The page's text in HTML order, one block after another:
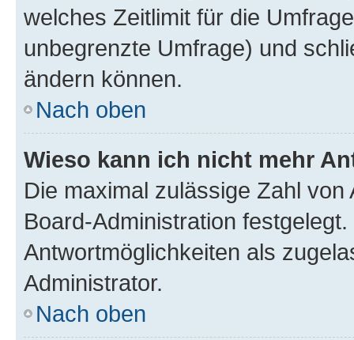
welches Zeitlimit für die
unbegrenzte Umfrage) und
ändern können.
Nach oben
Wieso kann ich nicht mehr
Die maximal zulässige Zahl
Board-Administration
Antwortmöglichkeiten als
Administrator.
Nach oben